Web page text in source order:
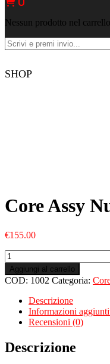
Nessun prodotto nel
SHOP
Core Assy
€155.00
Core
Assy
Nuovo
per
708116
quantità
Aggiungi al carrello
COD: 1002 Categoria:
Descrizione
Informazioni
Recensioni (0)
Descrizione